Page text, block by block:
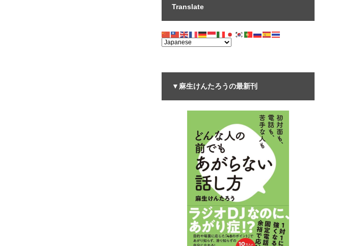
Translate
▼麻生けんたろうの最新刊